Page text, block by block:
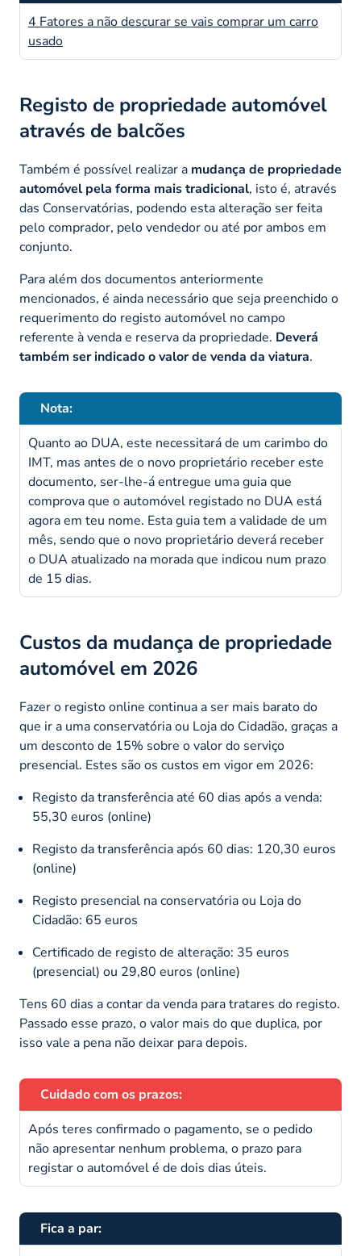
4 Fatores a não descurar se vais comprar um carro
usado
Registo de propriedade automóvel
através de balcões
Também é possível realizar a mudança de propriedade
automóvel pela forma mais tradicional, isto é, através
das Conservatórias, podendo esta alteração ser feita
pelo comprador, pelo vendedor ou até por ambos em
conjunto.
Para além dos documentos anteriormente
mencionados, é ainda necessário que seja preenchido o
requerimento do registo automóvel no campo
referente à venda e reserva da propriedade. Deverá
também ser indicado o valor de venda da viatura.
Nota:
Quanto ao DUA, este necessitará de um carimbo do
IMT, mas antes de o novo proprietário receber este
documento, ser-lhe-á entregue uma guia que
comprova que o automóvel registado no DUA está
agora em teu nome. Esta guia tem a validade de um
mês, sendo que o novo proprietário deverá receber
o DUA atualizado na morada que indicou num prazo
de 15 dias.
Custos da mudança de propriedade
automóvel em 2026
Fazer o registo online continua a ser mais barato do
que ir a uma conservatória ou Loja do Cidadão, graças a
um desconto de 15% sobre o valor do serviço
presencial. Estes são os custos em vigor em 2026:
Registo da transferência até 60 dias após a venda:
55,30 euros (online)
Registo da transferência após 60 dias: 120,30 euros
(online)
Registo presencial na conservatória ou Loja do
Cidadão: 65 euros
Certificado de registo de alteração: 35 euros
(presencial) ou 29,80 euros (online)
Tens 60 dias a contar da venda para tratares do registo.
Passado esse prazo, o valor mais do que duplica, por
isso vale a pena não deixar para depois.
Cuidado com os prazos:
Após teres confirmado o pagamento, se o pedido
não apresentar nenhum problema, o prazo para
registar o automóvel é de dois dias úteis.
Fica a par: